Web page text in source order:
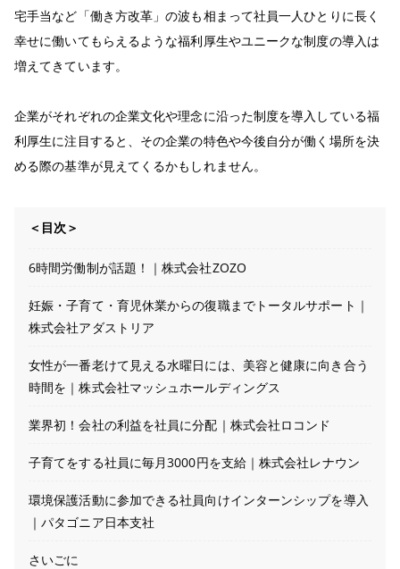
宅手当など「働き方改革」の波も相まって社員一人ひとりに長く
幸せに働いてもらえるような福利厚生やユニークな制度の導入は
増えてきています。
企業がそれぞれの企業文化や理念に沿った制度を導入している福
利厚生に注目すると、その企業の特色や今後自分が働く場所を決
める際の基準が見えてくるかもしれません。
＜目次＞
6時間労働制が話題！｜株式会社ZOZO
妊娠・子育て・育児休業からの復職までトータルサポート｜
株式会社アダストリア
女性が一番老けて見える水曜日には、美容と健康に向き合う
時間を｜株式会社マッシュホールディングス
業界初！会社の利益を社員に分配｜株式会社ロコンド
子育てをする社員に毎月3000円を支給｜株式会社レナウン
環境保護活動に参加できる社員向けインターンシップを導入
｜パタゴニア日本支社
さいごに